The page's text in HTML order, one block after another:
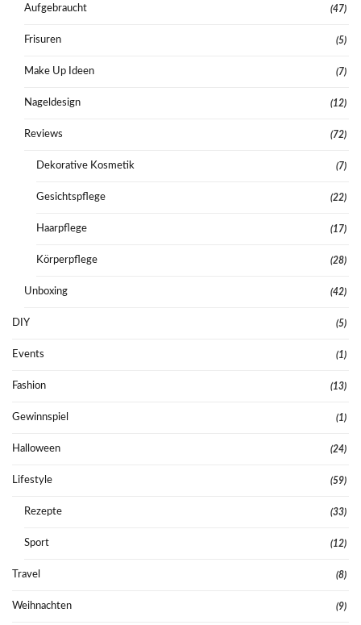
Aufgebraucht (47)
Frisuren (5)
Make Up Ideen (7)
Nageldesign (12)
Reviews (72)
Dekorative Kosmetik (7)
Gesichtspflege (22)
Haarpflege (17)
Körperpflege (28)
Unboxing (42)
DIY (5)
Events (1)
Fashion (13)
Gewinnspiel (1)
Halloween (24)
Lifestyle (59)
Rezepte (33)
Sport (12)
Travel (8)
Weihnachten (9)